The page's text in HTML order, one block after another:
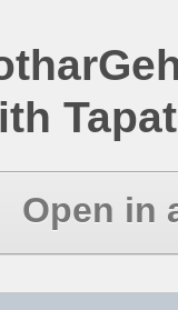
Open in